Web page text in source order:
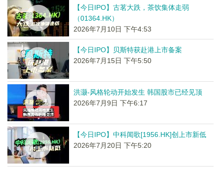
【今日IPO】古茗大跌，茶饮集体走弱
（01364.HK）
2026年7月10日 下午4:53
【今日IPO】贝斯特获赴港上市备案
2026年7月15日 下午5:50
洪灏-风格轮动开始发生 韩国股市已经见顶
2026年7月9日 下午6:17
【今日IPO】中科闻歌[1956.HK]创上市新低
2026年7月20日 下午5:20